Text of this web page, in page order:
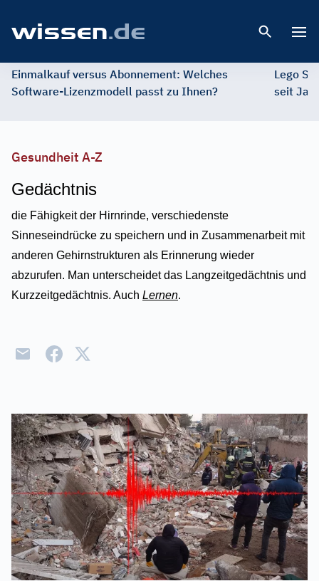
Einmalkauf versus Abonnement: Welches
Software-Lizenzmodell passt zu Ihnen?
Lego
seit
Gesundheit A-Z
Gedächtnis
die Fähigkeit der Hirnrinde, verschiedenste
Sinneseindrücke zu speichern und in Zusammenarbeit mit
anderen Gehirnstrukturen als Erinnerung wieder
abzurufen. Man unterscheidet das Langzeitgedächtnis und
Kurzzeitgedächtnis. Auch Lernen.